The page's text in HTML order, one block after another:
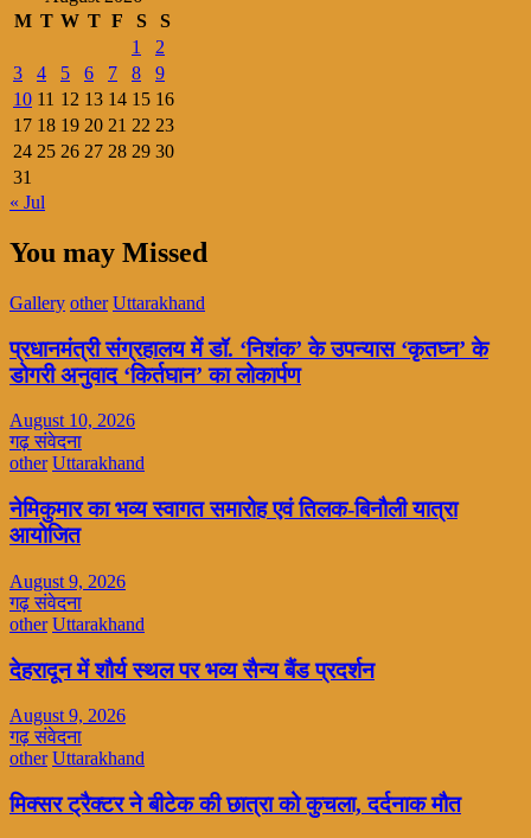
M T W T F S
S
1
2
3
4 5 6 7 8
9
10 11 12 13 14 15 16
17 18 19 20 21 22 23
24 25 26 27 28 29 30
31
« Jul
You may Missed
Gallery other Uttarakhand
प्रधानमंत्री संग्रहालय में डॉ. ‘निशंक’ के उपन्यास ‘कृतघ्न’ के
डोगरी अनुवाद ‘किर्तघान’ का लोकार्पण
August 10, 2026
गढ़ संवेदना
other Uttarakhand
नेमिकुमार का भव्य स्वागत समारोह एवं तिलक-बिनौली यात्रा
आयोजित
August 9, 2026
गढ़ संवेदना
other Uttarakhand
देहरादून में शौर्य स्थल पर भव्य सैन्य बैंड प्रदर्शन
August 9, 2026
गढ़ संवेदना
other Uttarakhand
मिक्सर ट्रैक्टर ने बीटेक की छात्रा को कुचला, दर्दनाक मौत